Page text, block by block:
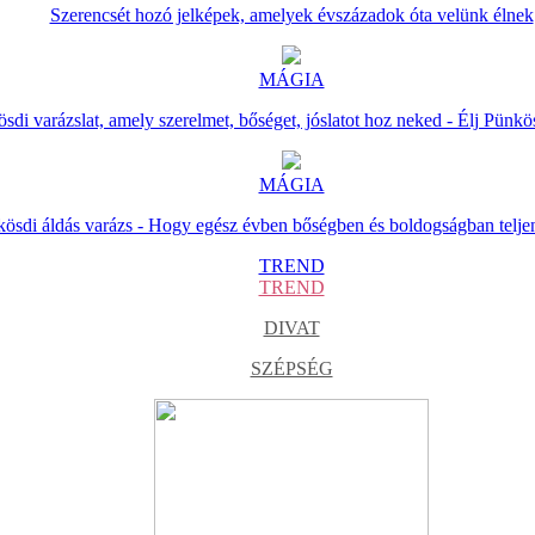
Szerencsét hozó jelképek, amelyek évszázadok óta velünk élnek
MÁGIA
varázslat, amely szerelmet, bőséget, jóslatot hoz neked - Élj
MÁGIA
áldás varázs - Hogy egész évben bőségben és boldogságban
TREND
TREND
DIVAT
SZÉPSÉG